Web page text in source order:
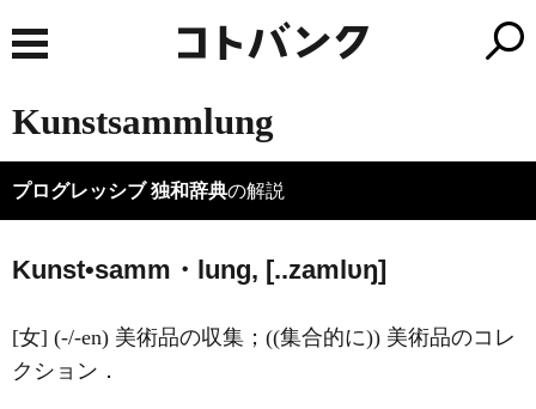
Kunstsammlung
プログレッシブ 独和辞典の解説
Kunst•samm・lung, [..zamlυŋ]
[女] (-/-en) 美術品の収集；((集合的に)) 美術品のコレ
クション．